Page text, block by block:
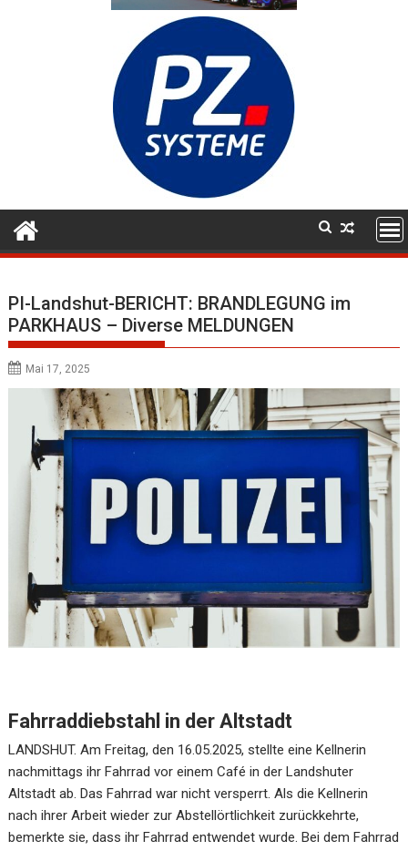
PI-Landshut-BERICHT: BRANDLEGUNG im
PARKHAUS – Diverse MELDUNGEN
Mai 17, 2025
Fahrraddiebstahl in der Altstadt
LANDSHUT. Am Freitag, den 16.05.2025, stellte eine Kellnerin
nachmittags ihr Fahrrad vor einem Café in der Landshuter
Altstadt ab. Das Fahrrad war nicht versperrt. Als die Kellnerin
nach ihrer Arbeit wieder zur Abstellörtlichkeit zurückkehrte,
bemerkte sie, dass ihr Fahrrad entwendet wurde. Bei dem Fahrrad